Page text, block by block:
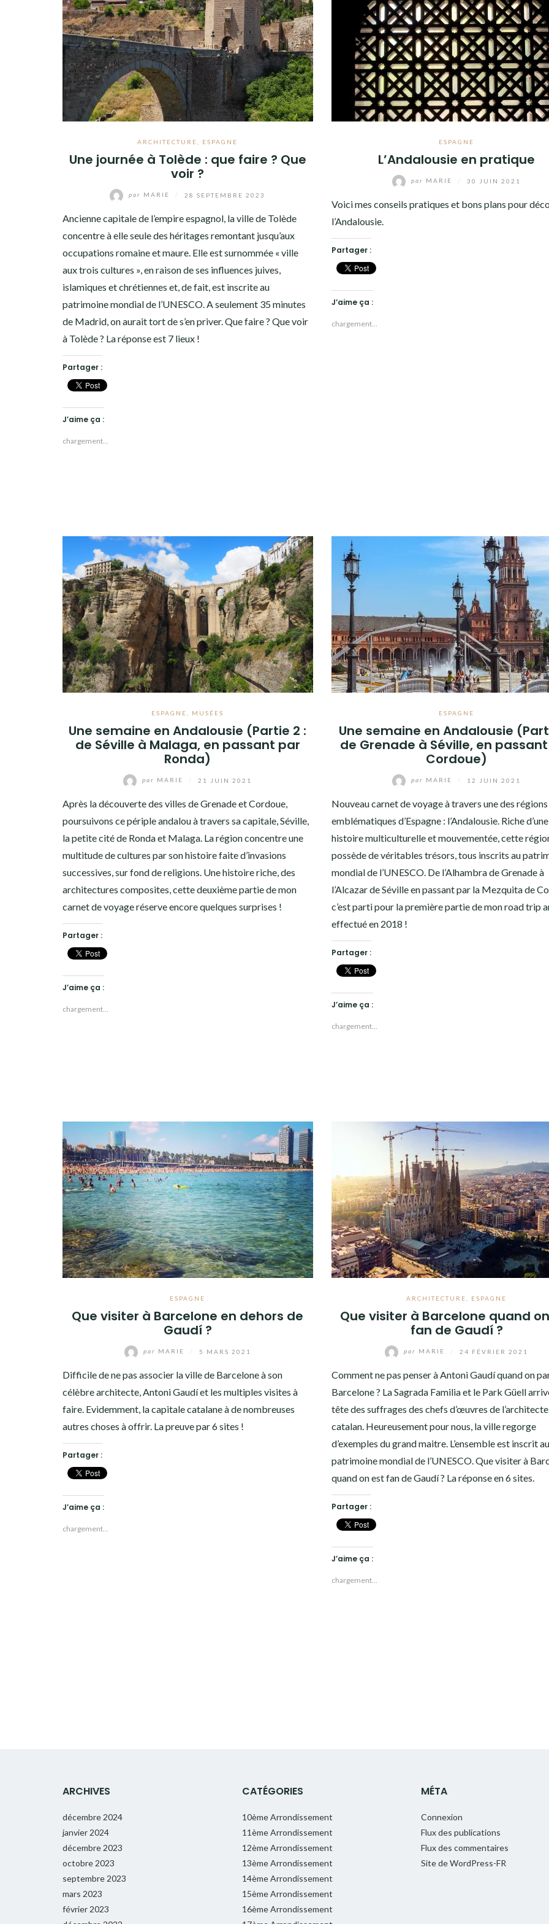
ARCHITECTURE ESPAGNE
Une journée à Tolède : que faire ? Que
voir ?
par MARIE 28 SEPTEMBRE 2023
Ancienne capitale de l’empire espagnol, la ville de Tolède
concentre à elle seule des héritages remontant jusqu’aux
occupations romaine et maure. Elle est surnommée « ville
aux trois cultures », en raison de ses influences juives,
islamiques et chrétiennes et, de fait, est inscrite au
patrimoine mondial de l’UNESCO. A seulement 35 minutes
de Madrid, on aurait tort de s’en priver. Que faire ? Que voir
à Tolède ? La réponse est 7 lieux !
Partager :
J’aime ça :
chargement…
ESPAGNE
L’Andalousie en pratique
par MARIE 30 JUIN 2021
Voici mes conseils pratiques et bons plans pour
l’Andalousie.
Partager :
J’aime ça :
chargement…
ESPAGNE MUSÉES
Une semaine en Andalousie (Partie 2 :
de Séville à Malaga, en passant par
Ronda)
par MARIE 21 JUIN 2021
Après la découverte des villes de Grenade et Cordoue,
poursuivons ce périple andalou à travers sa capitale, Séville,
la petite cité de Ronda et Malaga. La région concentre une
multitude de cultures par son histoire faite d’invasions
successives, sur fond de religions. Une histoire riche, des
architectures composites, cette deuxième partie de mon
carnet de voyage réserve encore quelques surprises !
Partager :
J’aime ça :
chargement…
ESPAGNE
Une semaine en Andalousie
de Grenade à Séville, en
Cordoue)
par MARIE 12 JUIN 2021
Nouveau carnet de voyage à travers une des
emblématiques d’Espagne : l’Andalousie. Riche d’une
histoire multiculturelle et mouvementée, cette
possède de véritables trésors, tous inscrits au
mondial de l’UNESCO. De l’Alhambra de Grenade à
l’Alcazar de Séville en passant par la Mezquita de
c’est parti pour la première partie de mon road trip
effectué en 2018 !
Partager :
J’aime ça :
chargement…
ESPAGNE
Que visiter à Barcelone en dehors de
Gaudí ?
par MARIE 5 MARS 2021
Difficile de ne pas associer la ville de Barcelone à son
célèbre architecte, Antoni Gaudí et les multiples visites à
faire. Evidemment, la capitale catalane à de nombreuses
autres choses à offrir. La preuve par 6 sites !
Partager :
J’aime ça :
chargement…
ARCHITECTURE ESPAGNE
Que visiter à Barcelone quand
fan de Gaudí ?
par MARIE 24 FÉVRIER 2021
Comment ne pas penser à Antoni Gaudí quand on
Barcelone ? La Sagrada Familia et le Park Güell
tête des suffrages des chefs d’œuvres de l’architecte
catalan. Heureusement pour nous, la ville regorge
d’exemples du grand maitre. L’ensemble est inscrit au
patrimoine mondial de l’UNESCO. Que visiter à
quand on est fan de Gaudí ? La réponse en 6 sites.
Partager :
J’aime ça :
chargement…
ARCHIVES
décembre 2024
janvier 2024
décembre 2023
octobre 2023
septembre 2023
mars 2023
février 2023
CATÉGORIES
10ème Arrondissement
11ème Arrondissement
12ème Arrondissement
13ème Arrondissement
14ème Arrondissement
15ème Arrondissement
16ème Arrondissement
MÉTA
Connexion
Flux des publications
Flux des commentaires
Site de WordPress-FR
PORTUGAL
ROYAUME-UNI
SLOVAQUIE